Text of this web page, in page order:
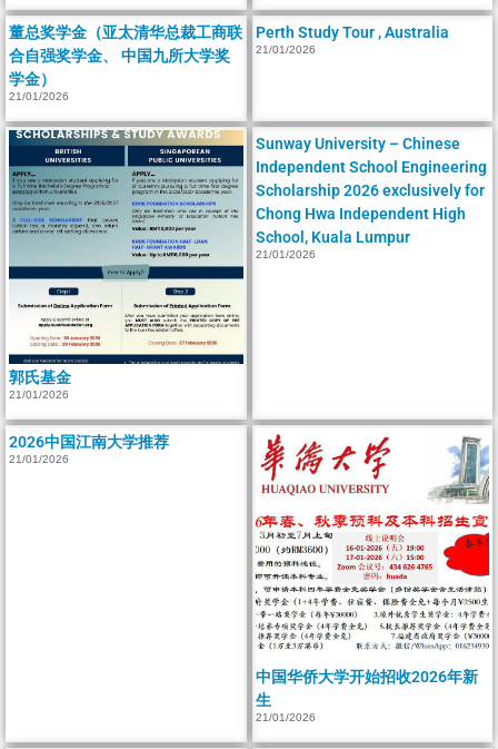
董总奖学金（亚太清华总裁工商联
合自强奖学金、 中国九所大学奖
学金）
21/01/2026
Perth Study Tour , Australia
21/01/2026
郭氏基金
21/01/2026
Sunway University – Chinese
Independent School Engineering
Scholarship 2026 exclusively for
Chong Hwa Independent High
School, Kuala Lumpur
21/01/2026
2026中国江南大学推荐
21/01/2026
中国华侨大学开始招收2026年新
生
21/01/2026